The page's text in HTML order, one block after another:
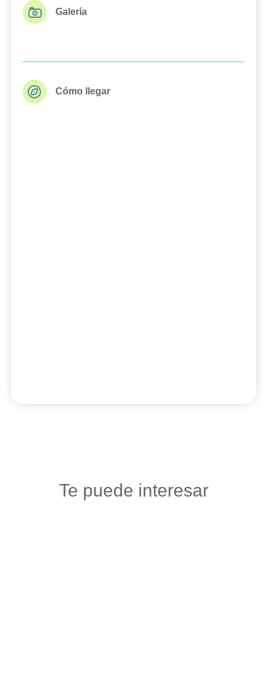
Galería
Cómo llegar
Te puede interesar